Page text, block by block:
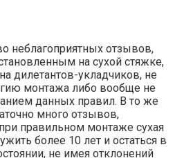
неблагоприятных отзывов,
на сухой стяжке,
дилетантов-укладчиков, не
монтажа либо вообще не
данных правил. В то же
много отзывов,
правильном монтаже сухая
более 10 лет и остаться в
не имея отклонений